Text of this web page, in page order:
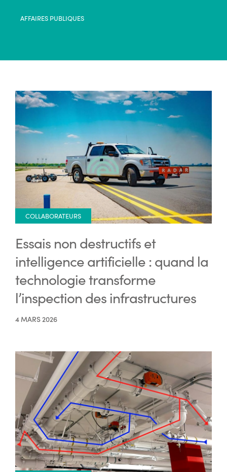
AFFAIRES PUBLIQUES
COLLABORATEURS
Essais non destructifs et
intelligence artificielle : quand la
technologie transforme
l’inspection des infrastructures
4 MARS 2026